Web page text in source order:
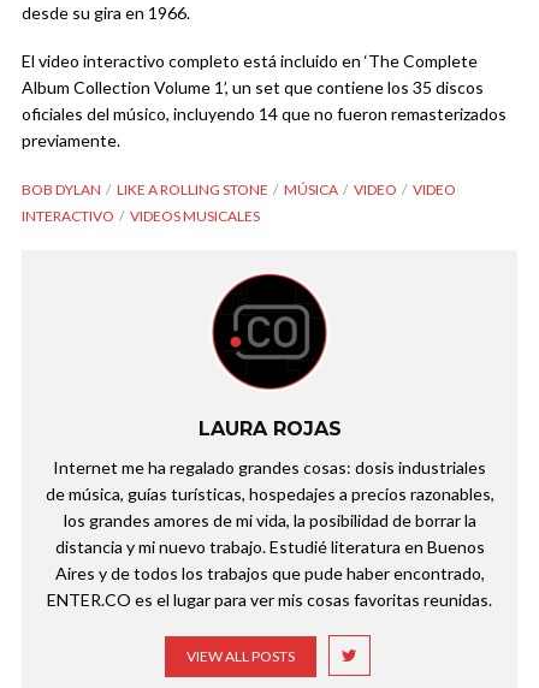
desde su gira en 1966.
El video interactivo completo está incluido en ‘The Complete
Album Collection Volume 1’, un set que contiene los 35 discos
oficiales del músico, incluyendo 14 que no fueron remasterizados
previamente.
BOB DYLAN LIKE A ROLLING STONE MÚSICA VIDEO
VIDEO
INTERACTIVO
VIDEOS MUSICALES
LAURA ROJAS
Internet me ha regalado grandes cosas: dosis industriales
de música, guías turísticas, hospedajes a precios razonables,
los grandes amores de mi vida, la posibilidad de borrar la
distancia y mi nuevo trabajo. Estudié literatura en Buenos
Aires y de todos los trabajos que pude haber encontrado,
ENTER.CO es el lugar para ver mis cosas favoritas reunidas.
VIEW ALL POSTS